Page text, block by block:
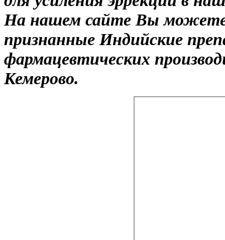
На нашем сайте Вы можете
признанные Индийские
фармацевтических
Кемерово.